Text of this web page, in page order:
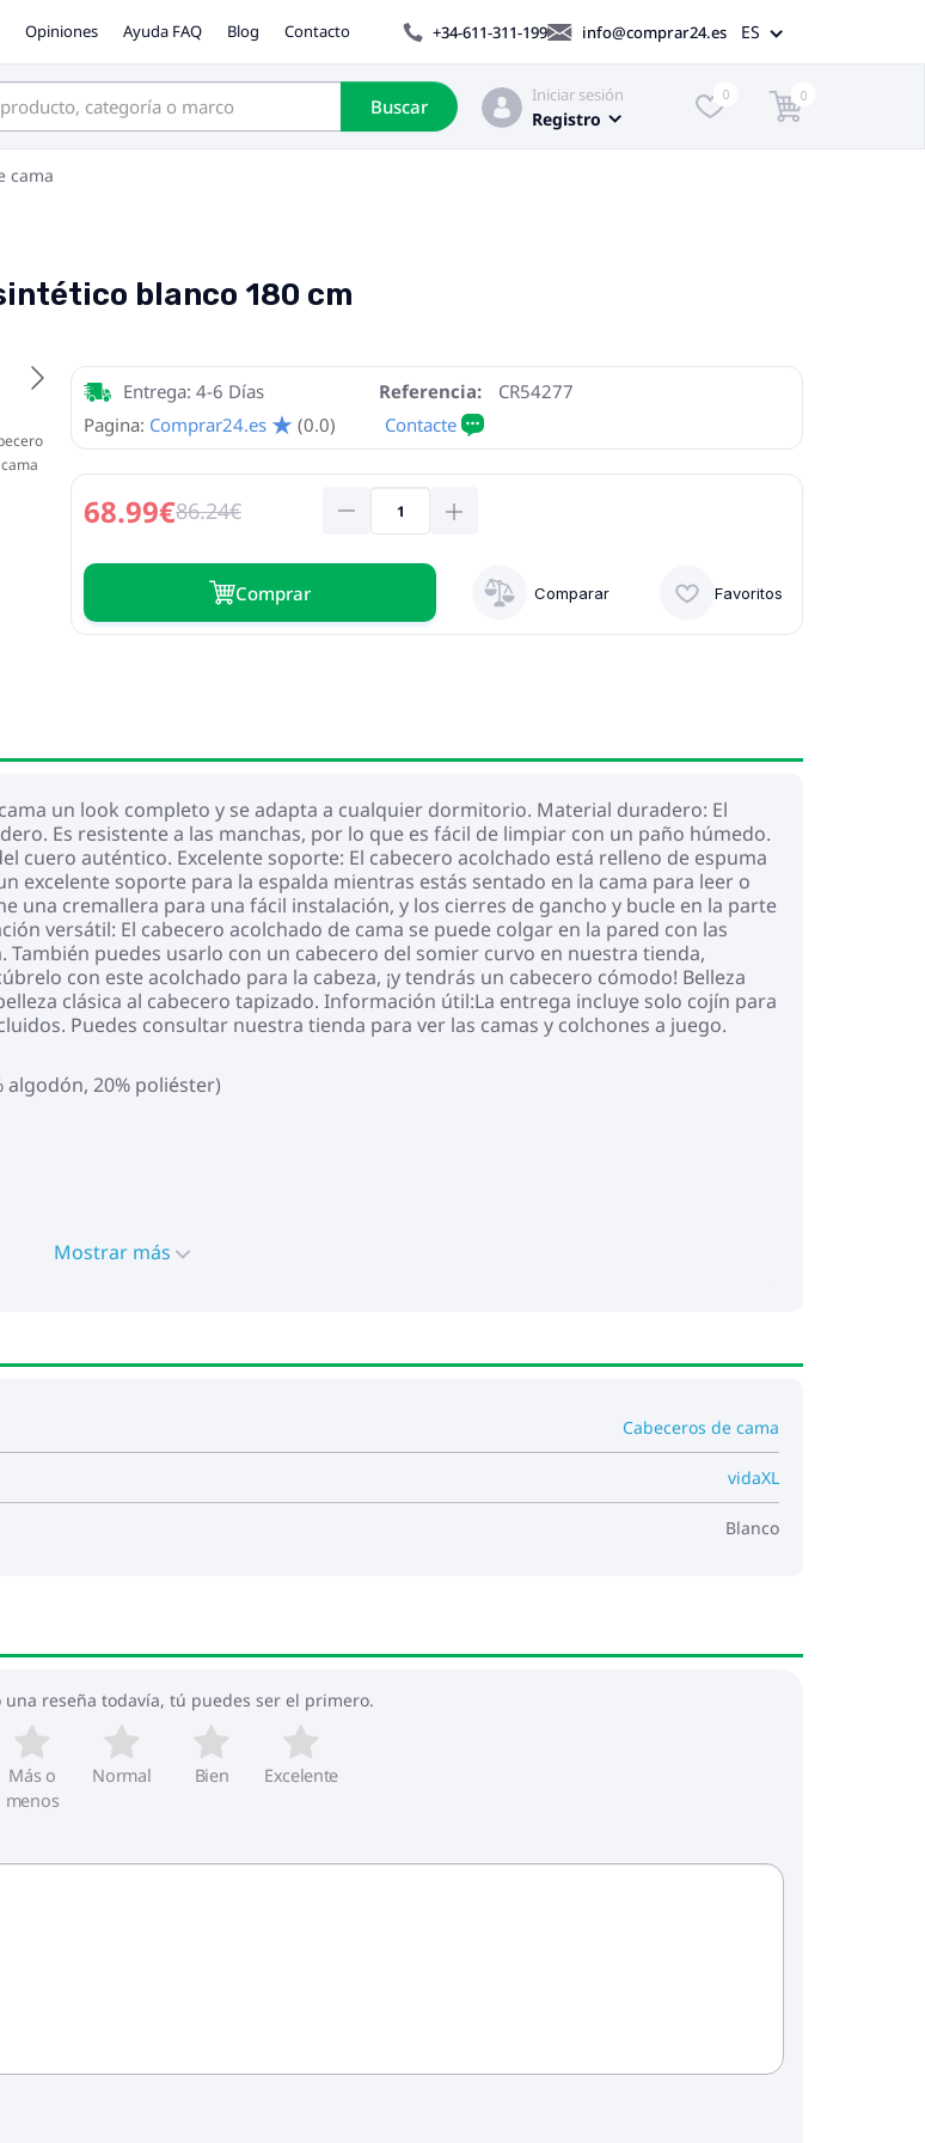
Opiniones Ayuda FAQ Blog Contacto +34-611-311-199 info@comprar24.es ES
Buscar
Iniciar sesión
Registro
0 0
cama
blanco 180 cm
Entrega: 4-6 Días Referencia:
CR54277
Pagina: Comprar24.es (0.0)
68.99€86.24€
Сomprar Favoritos
Comparar
un look completo y se adapta a cualquier dormitorio. Material duradero: El
Es resistente a las manchas, por lo que es fácil de limpiar con un paño húmedo.
cuero auténtico. Excelente soporte: El cabecero acolchado está relleno de espuma
excelente soporte para la espalda mientras estás sentado en la cama para leer o
una cremallera para una fácil instalación, y los cierres de gancho y bucle en la parte
versátil: El cabecero acolchado de cama se puede colgar en la pared con las
puedes usarlo con un cabecero del somier curvo en nuestra tienda,
con este acolchado para la cabeza, ¡y tendrás un cabecero cómodo! Belleza
clásica al cabecero tapizado. Información útil:La entrega incluye solo cojín para
Puedes consultar nuestra tienda para ver las camas y colchones a juego.
20% poliéster)
Mostrar más
Cabeceros de cama
vidaXL
Blanco
una reseña todavía, tú puedes ser el primero.
Más o
menos
Normal Bien Excelente